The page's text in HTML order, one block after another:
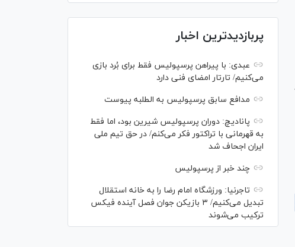
پربازدیدترین اخبار
عبدی: با پیراهن پرسپولیس فقط برای بُرد بازی
می‌کنیم/ تارتار امضای فنی دارد
مدافع سابق پرسپولیس به الطلبه پیوست
پانادیچ: دوران پرسپولیس شیرین بود، اما فقط
به قهرمانی با تراکتور فکر می‌کنم/ در حق تیم ملی
ایران اجحاف شد
چند خبر از پرسپولیس
تاجرنیا: ورزشگاه امام رضا را به خانه استقلال
تبدیل می‌کنیم/ ۳ بازیکن جوان فصل آینده فیکس
ترکیب می‌شوند